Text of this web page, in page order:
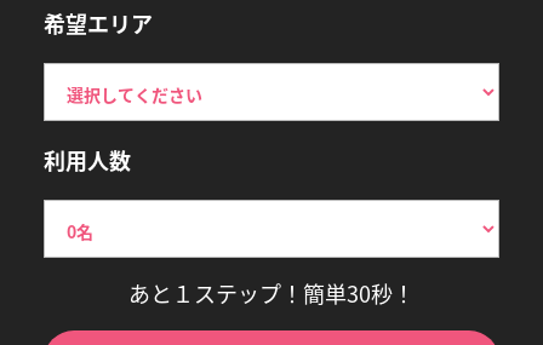
希望エリア
利用人数
あと１ステップ！簡単30秒！